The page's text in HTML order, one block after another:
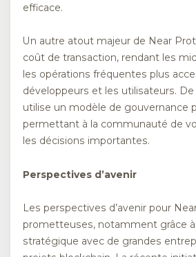
efficace.
Un autre atout majeur de Near
coût de transaction, rendant les
les opérations fréquentes plus
développeurs et les utilisateurs.
utilise un modèle de gouvernance
permettant à la communauté de
les décisions importantes.
Perspectives d’avenir
Les perspectives d’avenir pour
prometteuses, notamment grâce
stratégique avec de grandes